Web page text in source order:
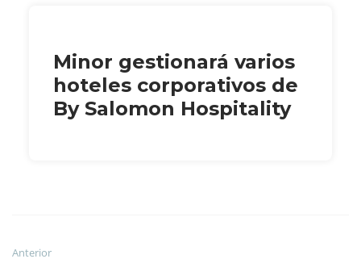
Minor gestionará varios
hoteles corporativos de
By Salomon Hospitality
Anterior